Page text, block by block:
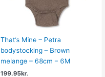
That’s Mine – Petra
bodystocking – Brown
melange – 68cm – 6M
199.95kr.